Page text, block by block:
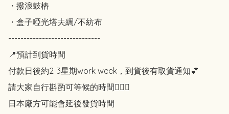
・撥浪鼓樁
・盒子啞光塔夫綢/不紡布
------------------------------
📍預計到貨時間
付款日後約2-3星期work week，到貨後有取貨通知💕
請大家自行斟酌可等候的時間🙇🏻‍♀️
日本廠方可能會延後發貨時間